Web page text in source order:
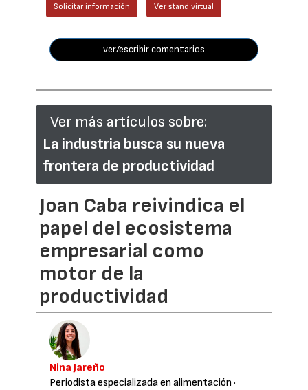
Solicitar información Ver stand virtual
ver/escribir comentarios
Ver más artículos sobre:
La industria busca su nueva
frontera de productividad
Joan Caba reivindica el
papel del ecosistema
empresarial como
motor de la
productividad
Nina Jareño
Periodista especializada en alimentación ·